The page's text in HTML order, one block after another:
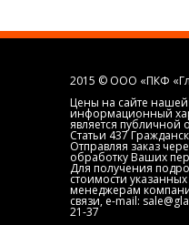
2015 © ООО «ПКФ
Цены на сайте
информационный
является
Статьи 437
Отправляя заказ
обработку Ваших
Для получения
стоимости
менеджерам
связи, e-mail:
21-37